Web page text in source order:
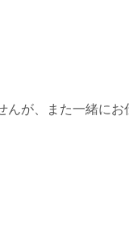
んが、また一緒にお